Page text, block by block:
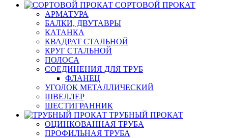
СОРТОВОЙ ПРОКАТ
АРМАТУРА
БАЛКИ, ДВУТАВРЫ
КАТАНКА
КВАДРАТ СТАЛЬНОЙ
КРУГ СТАЛЬНОЙ
ПОЛОСА
СОЕДИНЕНИЯ ДЛЯ ТРУБ
ФЛАНЕЦ
УГОЛОК МЕТАЛЛИЧЕСКИЙ
ШВЕЛЛЕР
ШЕСТИГРАННИК
ТРУБНЫЙ ПРОКАТ
ОЦИНКОВАННАЯ ТРУБА
ПРОФИЛЬНАЯ ТРУБА